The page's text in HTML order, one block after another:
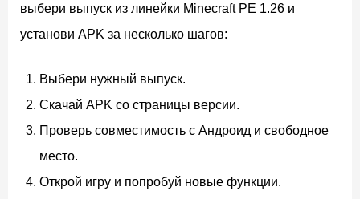
выбери выпуск из линейки Minecraft PE 1.26 и
установи APK за несколько шагов:
Выбери нужный выпуск.
Скачай APK со страницы версии.
Проверь совместимость с Андроид и свободное
место.
Открой игру и попробуй новые функции.